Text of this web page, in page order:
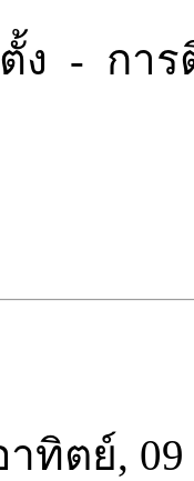
ง - กา
ทิตย์, 09